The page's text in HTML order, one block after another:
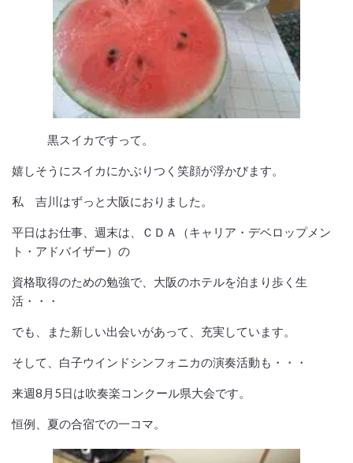
黒スイカですって。
嬉しそうにスイカにかぶりつく笑顔が浮かびます。
私 吉川はずっと大阪におりました。
平日はお仕事、週末は、ＣＤＡ（キャリア・デベロップメン
ト・アドバイザー）の
資格取得のための勉強で、大阪のホテルを泊まり歩く生
活・・・
でも、また新しい出会いがあって、充実しています。
そして、白子ウインドシンフォニカの演奏活動も・・・
来週8月5日は吹奏楽コンクール県大会です。
恒例、夏の合宿での一コマ。